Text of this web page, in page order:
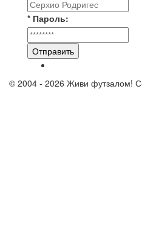
* Пароль:
Отправить
© 2004 - 2026 Живи футзалом!